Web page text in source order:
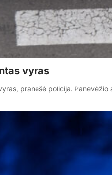
vyras
pranešė policija.